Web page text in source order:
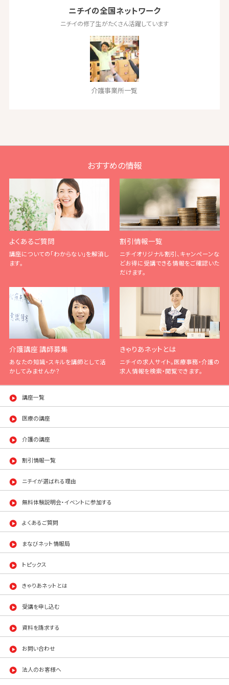
ニチイの全国ネットワーク
ニチイの修了生がたくさん活躍しています
介護事業所一覧
おすすめの情報
よくあるご質問
講座についての「わからない」を解消し
ます。
割引情報一覧
ニチイオリジナル割引、キャンペーンな
どお得に受講できる情報をご確認いた
だけます。
介護講座 講師募集
あなたの知識・スキルを講師として活
かしてみませんか？
きゃりあネットとは
ニチイの求人サイト。医療事務・介護の
求人情報を検索・閲覧できます。
講座一覧
医療の講座
介護の講座
割引情報一覧
ニチイが選ばれる理由
無料体験説明会・イベントに参加する
よくあるご質問
まなびネット情報局
トピックス
きゃりあネットとは
受講を申し込む
資料を請求する
お問い合わせ
法人のお客様へ